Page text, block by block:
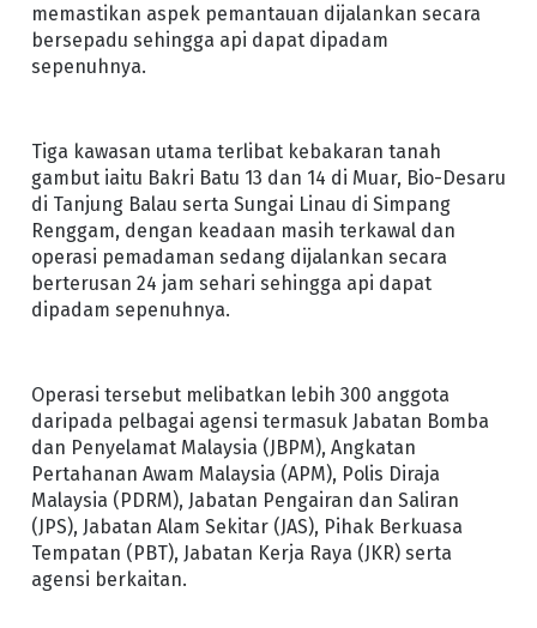
memastikan aspek pemantauan dijalankan secara
bersepadu sehingga api dapat dipadam
sepenuhnya.
Tiga kawasan utama terlibat kebakaran tanah
gambut iaitu Bakri Batu 13 dan 14 di Muar, Bio-Desaru
di Tanjung Balau serta Sungai Linau di Simpang
Renggam, dengan keadaan masih terkawal dan
operasi pemadaman sedang dijalankan secara
berterusan 24 jam sehari sehingga api dapat
dipadam sepenuhnya.
Operasi tersebut melibatkan lebih 300 anggota
daripada pelbagai agensi termasuk Jabatan Bomba
dan Penyelamat Malaysia (JBPM), Angkatan
Pertahanan Awam Malaysia (APM), Polis Diraja
Malaysia (PDRM), Jabatan Pengairan dan Saliran
(JPS), Jabatan Alam Sekitar (JAS), Pihak Berkuasa
Tempatan (PBT), Jabatan Kerja Raya (JKR) serta
agensi berkaitan.